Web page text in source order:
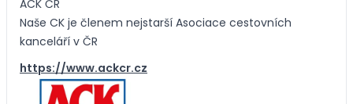
ACK ČR
Naše CK je členem nejstarší Asociace cestovních
kanceláří v ČR
https://www.ackcr.cz